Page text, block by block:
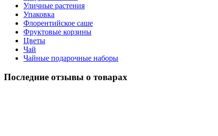
Уличные растения
Упаковка
Флорентийское саше
Фруктовые корзины
Цветы
Чай
Чайные подарочные наборы
Последние отзывы о товарах